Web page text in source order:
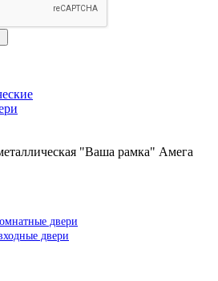
"Ваша рамка" Амега
двери
двери